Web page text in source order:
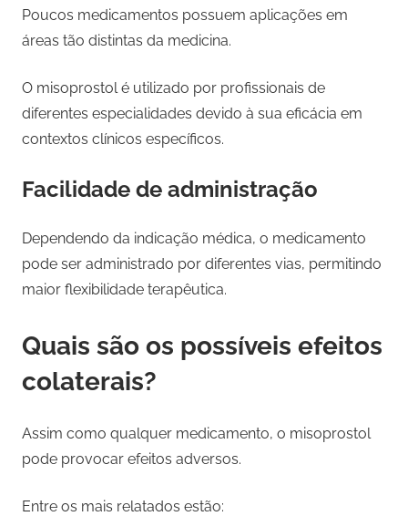
Poucos medicamentos possuem aplicações em
áreas tão distintas da medicina.
O misoprostol é utilizado por profissionais de
diferentes especialidades devido à sua eficácia em
contextos clínicos específicos.
Facilidade de administração
Dependendo da indicação médica, o medicamento
pode ser administrado por diferentes vias, permitindo
maior flexibilidade terapêutica.
Quais são os possíveis efeitos
colaterais?
Assim como qualquer medicamento, o misoprostol
pode provocar efeitos adversos.
Entre os mais relatados estão: